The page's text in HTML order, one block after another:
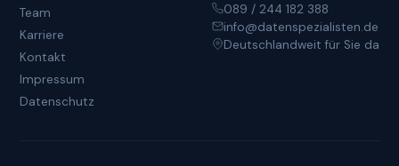
Team
Karriere
Kontakt
Impressum
Datenschutz
089 / 244 182 388
info@datenspezialisten.de
Deutschlandweit für Sie da